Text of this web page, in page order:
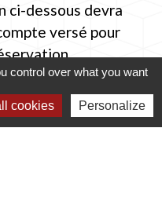
ci-dessous devra
versé pour
control over what you want
cookies Personalize